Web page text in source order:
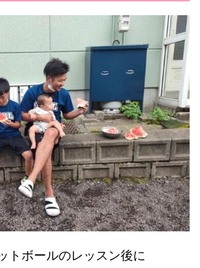
トボールのレッスン後に